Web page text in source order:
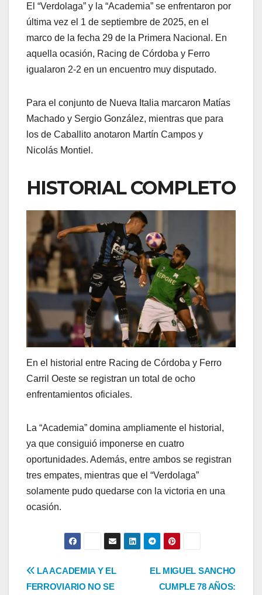
El “Verdolaga” y la “Academia” se enfrentaron por
última vez el 1 de septiembre de 2025, en el
marco de la fecha 29 de la Primera Nacional. En
aquella ocasión, Racing de Córdoba y Ferro
igualaron 2-2 en un encuentro muy disputado.
Para el conjunto de Nueva Italia marcaron Matías
Machado y Sergio González, mientras que para
los de Caballito anotaron Martín Campos y
Nicolás Montiel.
HISTORIAL COMPLETO
En el historial entre Racing de Córdoba y Ferro
Carril Oeste se registran un total de ocho
enfrentamientos oficiales.
La “Academia” domina ampliamente el historial,
ya que consiguió imponerse en cuatro
oportunidades. Además, entre ambos se registran
tres empates, mientras que el “Verdolaga”
solamente pudo quedarse con la victoria en una
ocasión.
Navegación
EL MIGUEL SANCHO
CUMPLE 78 AÑOS:
LA ACADEMIA Y EL
FERROVIARIO NO SE